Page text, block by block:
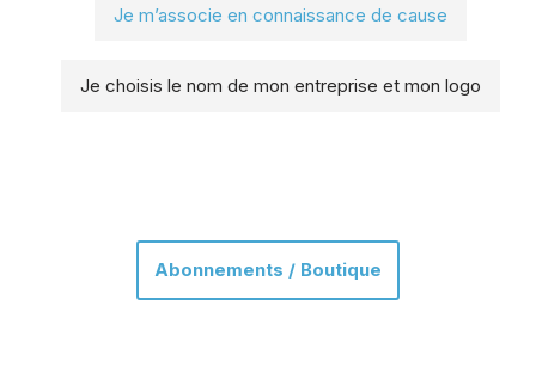
Je m’associe en connaissance de cause
Je choisis le nom de mon entreprise et mon logo
Abonnements / Boutique